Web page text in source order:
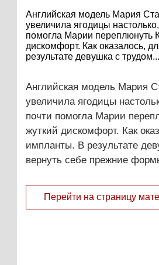
Английская модель Мария
увеличила ягодицы
помогла Марии переплюнуть
дискомфорт. Как оказалось,
результате девушка с трудом...
Английская модель Мария
увеличила ягодицы
почти помогла Марии
жуткий дискомфорт. Как
импланты. В результате
вернуть себе прежние
Перейти на страницу